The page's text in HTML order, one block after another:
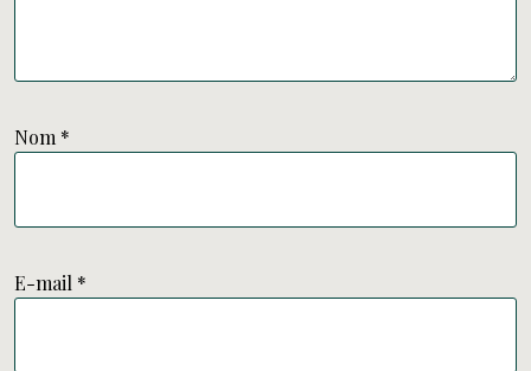
Nom *
E-mail *